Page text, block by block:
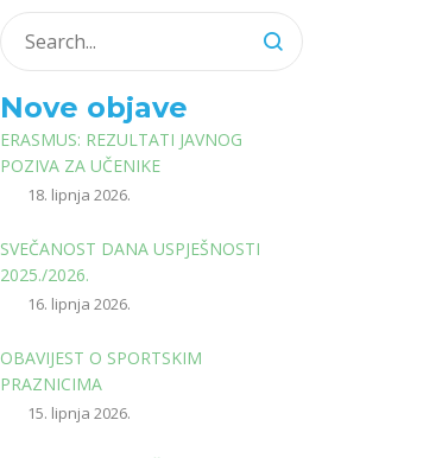
Nove objave
ERASMUS: REZULTATI JAVNOG
POZIVA ZA UČENIKE
18. lipnja 2026.
SVEČANOST DANA USPJEŠNOSTI
2025./2026.
16. lipnja 2026.
OBAVIJEST O SPORTSKIM
PRAZNICIMA
15. lipnja 2026.